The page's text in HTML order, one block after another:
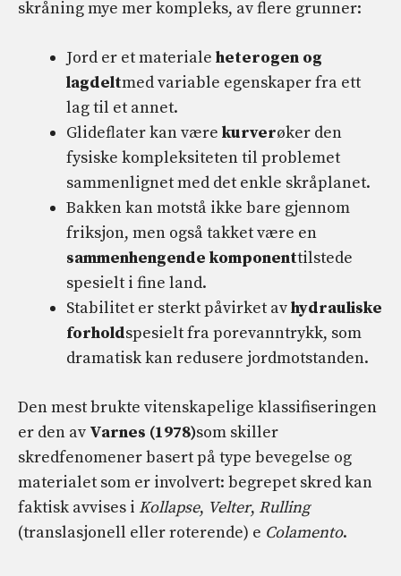
skråning mye mer kompleks, av flere grunner:
Jord er et materiale heterogen og
lagdeltmed variable egenskaper fra ett
lag til et annet.
Glideflater kan være kurverøker den
fysiske kompleksiteten til problemet
sammenlignet med det enkle skråplanet.
Bakken kan motstå ikke bare gjennom
friksjon, men også takket være en
sammenhengende komponenttilstede
spesielt i fine land.
Stabilitet er sterkt påvirket avhydrauliske
forholdspesielt fra porevanntrykk, som
dramatisk kan redusere jordmotstanden.
Den mest brukte vitenskapelige klassifiseringen
er den av Varnes (1978)som skiller
skredfenomener basert på type bevegelse og
materialet som er involvert: begrepet skred kan
faktisk avvises i Kollapse, Velter, Rulling
(translasjonell eller roterende) e Colamento.